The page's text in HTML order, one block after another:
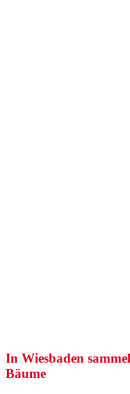
In Wiesbaden
Bäume